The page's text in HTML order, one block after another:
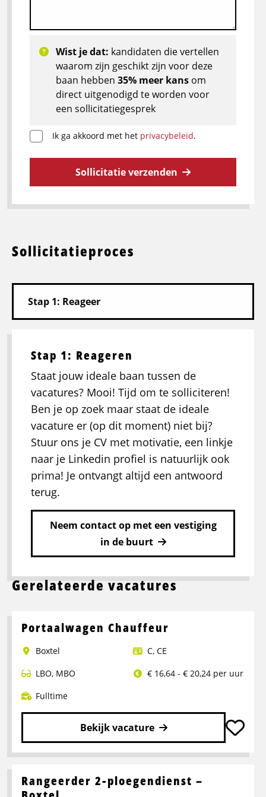
Wist je dat: kandidaten die vertellen
waarom zijn geschikt zijn voor deze
baan hebben 35% meer kans om
direct uitgenodigd te worden voor
een sollicitatiegesprek
Ik ga akkoord met het privacybeleid.
Sollicitatie verzenden
Sollicitatieproces
Stap 1: Reageren
Staat jouw ideale baan tussen de
vacatures? Mooi! Tijd om te solliciteren!
Ben je op zoek maar staat de ideale
vacature er (op dit moment) niet bij?
Stuur ons je CV met motivatie, een linkje
naar je Linkedin profiel is natuurlijk ook
prima! Je ontvangt altijd een antwoord
terug.
Neem contact op met een vestiging
in de buurt
Gerelateerde vacatures
Portaalwagen Chauffeur
Boxtel C, CE
LBO, MBO
€ 16,64 - € 20,24 per uur
Fulltime
Bekijk vacature
Lees
over
Portaalwagen
Rangeerder 2-ploegendienst –